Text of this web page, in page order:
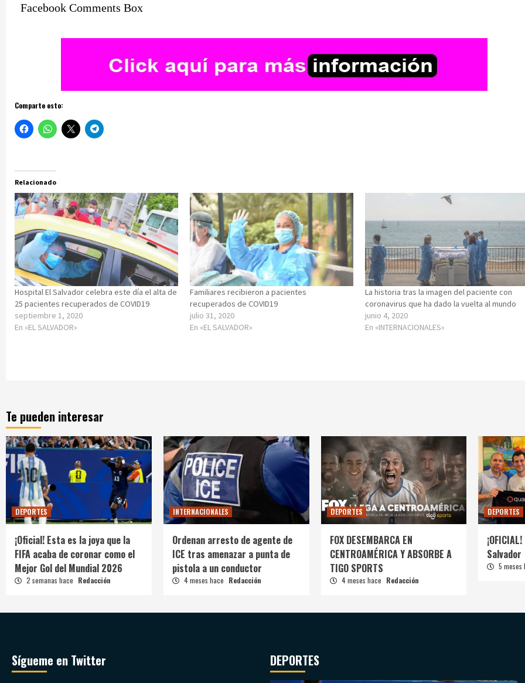
Facebook Comments Box
Comparte esto:
Relacionado
Hospital El Salvador celebra este día el alta de
25 pacientes recuperados de COVID19
septiembre 1, 2020
En «EL SALVADOR»
Familiares recibieron a pacientes
recuperados de COVID19
julio 31, 2020
En «EL SALVADOR»
La historia tras la imagen del paciente con
coronavirus que ha dado la vuelta al mundo
junio 4, 2020
En «INTERNACIONALES»
Te pueden interesar
DEPORTES
¡Oficial! Esta es la joya que la
FIFA acaba de coronar como el
Mejor Gol del Mundial 2026
2 semanas hace Redacción
INTERNACIONALES
Ordenan arresto de agente de
ICE tras amenazar a punta de
pistola a un conductor
4 meses hace Redacción
DEPORTES
FOX DESEMBARCA EN
CENTROAMÉRICA Y ABSORBE A
TIGO SPORTS
4 meses hace Redacción
DEPORTES
Salvador
5
Sígueme en Twitter DEPORTES